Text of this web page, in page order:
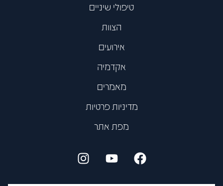
טיפולי שיניים
הצוות
אירועים
אקדמיה
מאמרים
מדיניות פרטיות
מפת אתר